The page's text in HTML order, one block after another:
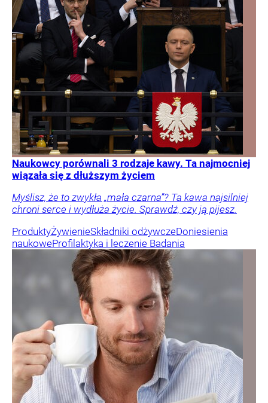
Naukowcy porównali 3 rodzaje kawy. Ta najmocniej
wiązała się z dłuższym życiem
Myślisz, że to zwykła „mała czarna”? Ta kawa najsilniej
chroni serce i wydłuża życie. Sprawdź, czy ją pijesz.
ProduktyŻywienieSkładniki odżywczeDoniesienia
naukoweProfilaktyka i leczenie Badania